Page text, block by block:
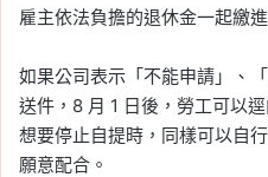
雇主依法負擔的退休金一起繳
如果公司表示「不能申請」、
送件，8 月 1 日後，勞工可以
想要停止自提時，同樣可以自
願意配合。